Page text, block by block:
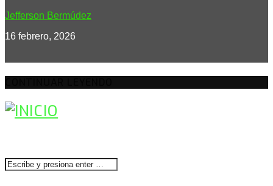
Jefferson Bermúdez
16 febrero, 2026